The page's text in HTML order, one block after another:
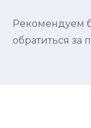
Рекомендуем
обратиться за